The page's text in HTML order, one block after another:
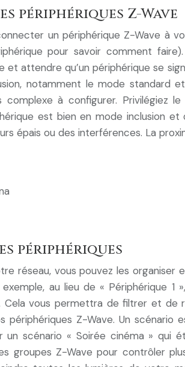
périphériques Z-Wave
un périphérique Z-Wave à
pour savoir comment
attendre qu’un périphérique se
notamment le mode
à configurer. Privilégiez
est bien en mode inclusion
épais ou des interférences. La
périphériques
réseau, vous pouvez les
au lieu de « Périphérique
vous permettra de filtrer et de
Z-Wave. Un scénario
scénario « Soirée cinéma » qui
groupes Z-Wave pour contrôler